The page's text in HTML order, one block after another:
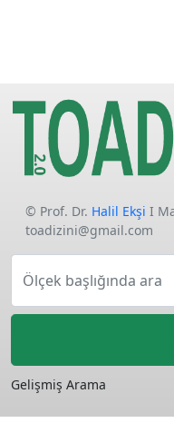
© Prof. Dr. Halil Ekşi I
toadizini@gmail.com
Ölçek başlığında ara
Gelişmiş Arama